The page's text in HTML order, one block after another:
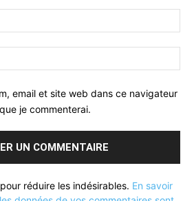
email et site web dans ce navigateur
je commenterai.
réduire les indésirables. En savoir